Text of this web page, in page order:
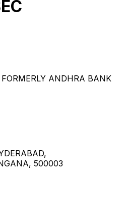
ANDHRA BANK
500003